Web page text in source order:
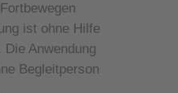
ist ohne Hilfe
Anwendung
Begleitperson